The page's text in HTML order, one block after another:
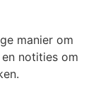
manier om
notities om